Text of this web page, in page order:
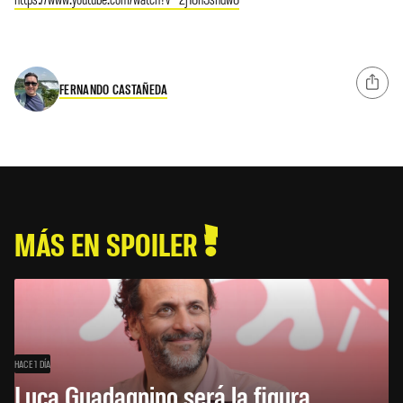
FERNANDO CASTAÑEDA
MÁS EN SPOILER
HACE 1 DÍA
Luca Guadagnino será la figura